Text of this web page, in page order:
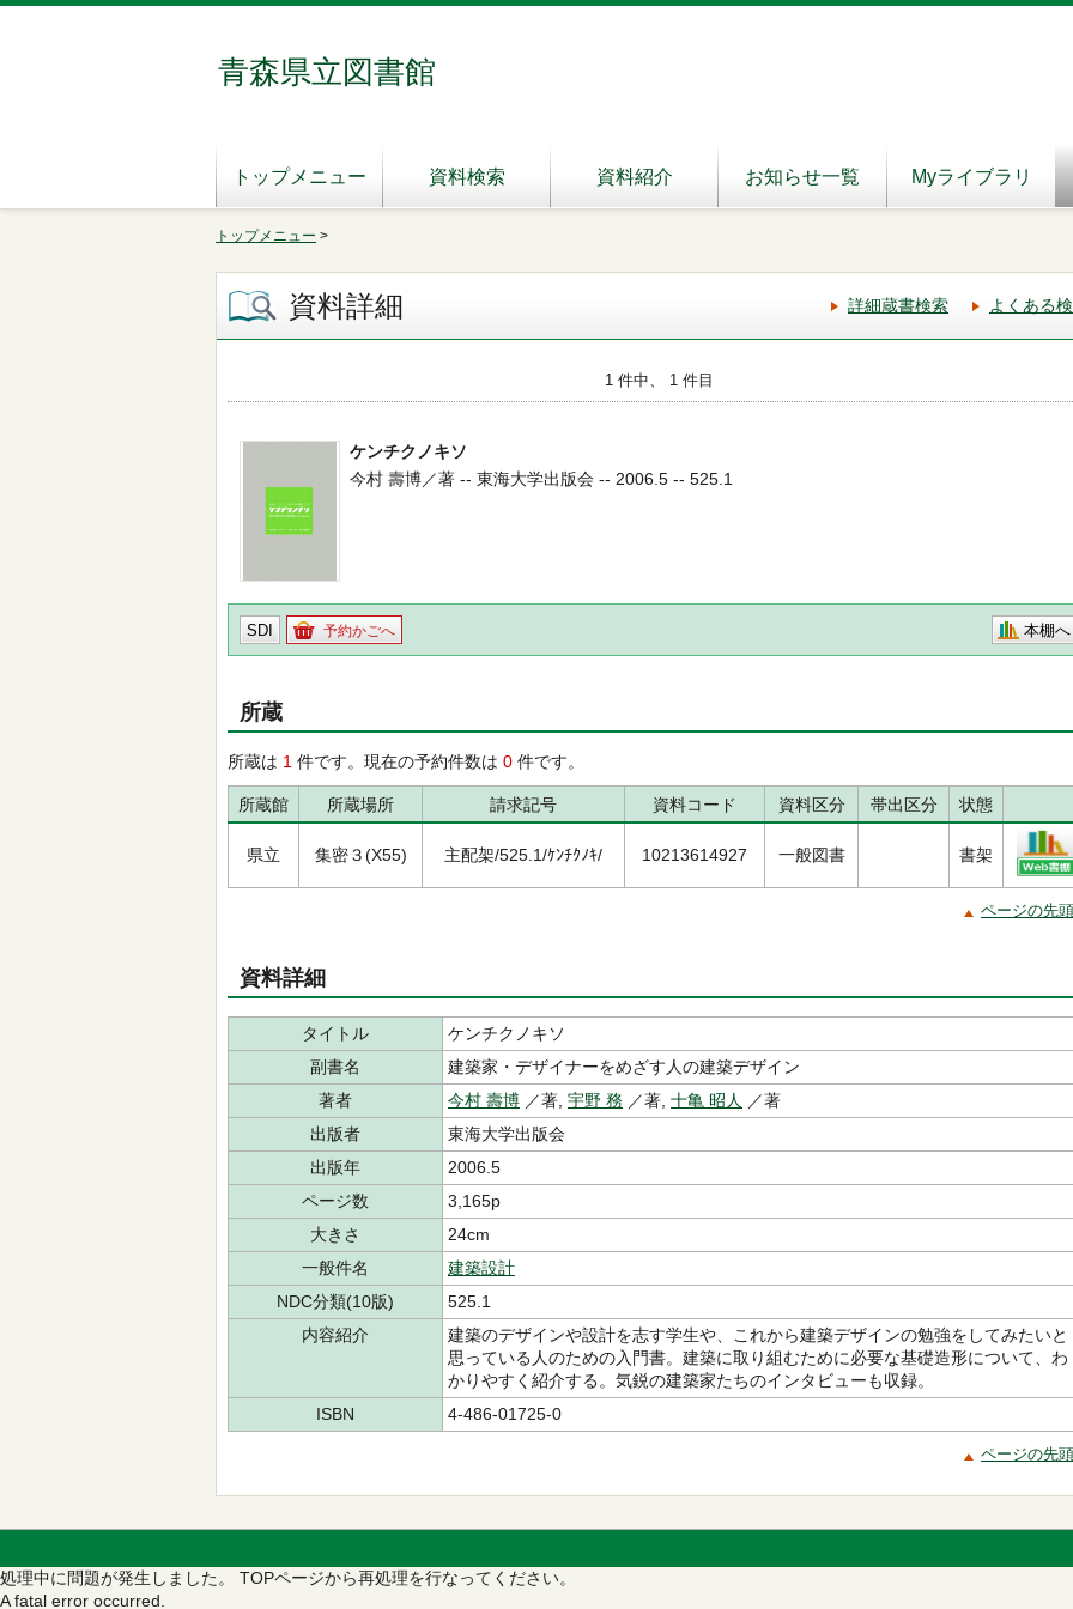
青森県立図書館
トップメニュー 資料検索 資料紹介 お知らせ一覧 Myライブラリ
トップメニュー >
資料詳細 詳細蔵書検索 よくある
1 件中、 1 件目
ケンチクノキソ
今村 壽博／著 -- 東海大学出版会 -- 2006.5 -- 525.1
SDI 予約かごへ 本棚へ
所蔵
所蔵は 1 件です。現在の予約件数は 0 件です。
所蔵館 所蔵場所 請求記号 資料コード 資料区分 帯出区分 状態
県立 集密３(X55) 主配架/525.1/ｹﾝﾁｸﾉｷ/ 10213614927 一般図書 書架
ページの先
資料詳細
タイトル
ケンチクノキソ
副書名
建築家・デザイナーをめざす人の建築デザイン
著者
今村 壽博 ／著, 宇野 務 ／著, 十亀 昭人
／著
出版者
東海大学出版会
出版年
2006.5
ページ数
3,165p
大きさ
24cm
一般件名
建築設計
NDC分類(10版)
525.1
内容紹介
建築のデザインや設計を志す学生や、これから建築デザインの勉強をしてみたいと
思っている人のための入門書。建築に取り組むために必要な基礎造形について、わ
かりやすく紹介する。気鋭の建築家たちのインタビューも収録。
ISBN
4-486-01725-0
ページの先
処理中に問題が発生しました。 TOPページから再処理を行なってください。
A fatal error occurred.